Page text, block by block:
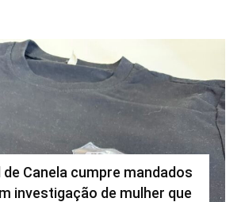
de Canela cumpre mandados
investigação de mulher que